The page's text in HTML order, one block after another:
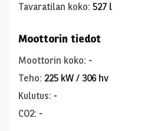
Tavaratilan koko: 527 l
Moottorin tiedot
Moottorin koko: -
Teho: 225 kW / 306 hv
Kulutus: -
CO2: -